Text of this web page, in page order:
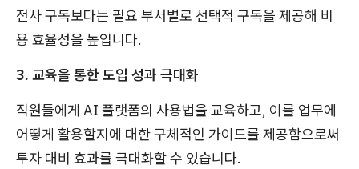
전사 구독보다는 필요 부서별로 선택적 구독을 제공해 비
용 효율성을 높입니다.
3. 교육을 통한 도입 성과 극대화
직원들에게 AI 플랫폼의 사용법을 교육하고, 이를 업무에
어떻게 활용할지에 대한 구체적인 가이드를 제공함으로써
투자 대비 효과를 극대화할 수 있습니다.